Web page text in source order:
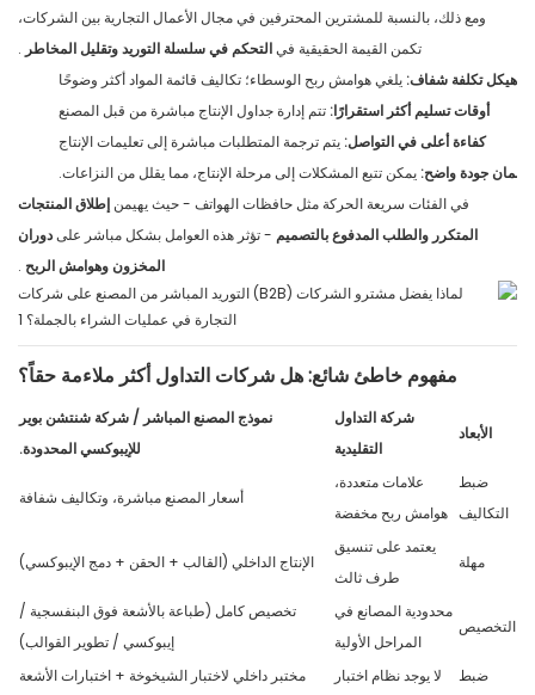
ومع ذلك، بالنسبة للمشترين المحترفين في مجال الأعمال التجارية بين الشركات،
تكمن القيمة الحقيقية فيالتحكم في سلسلة التوريد وتقليل المخاطر .
هيكل تكلفة شفاف: يلغي هوامش ربح الوسطاء؛ تكاليف قائمة المواد أكثر وضوحًا
أوقات تسليم أكثر استقرارًا: تتم إدارة جداول الإنتاج مباشرة من قبل المصنع
كفاءة أعلى في التواصل: يتم ترجمة المتطلبات مباشرة إلى تعليمات الإنتاج
ضمان جودة واضح: يمكن تتبع المشكلات إلى مرحلة الإنتاج، مما يقلل من النزاعات.
في الفئات سريعة الحركة مثل حافظات الهواتف - حيث يهيمن إطلاق المنتجات
المتكرر والطلب المدفوع بالتصميم - تؤثر هذه العوامل بشكل مباشر علىدوران
المخزون وهوامش الربح .
مفهوم خاطئ شائع: هل شركات التداول أكثر ملاءمة حقاً؟
الأبعاد
شركة التداول
التقليدية
نموذج المصنع المباشر / شركة شنتشن بوير
للإيبوكسي المحدودة.
ضبط
التكاليف
علامات متعددة،
هوامش ربح مخفضة
أسعار المصنع مباشرة، وتكاليف شفافة
مهلة
يعتمد على تنسيق
طرف ثالث
الإنتاج الداخلي (القالب + الحقن + دمج الإيبوكسي)
التخصيص
محدودية المصانع في
المراحل الأولية
تخصيص كامل (طباعة بالأشعة فوق البنفسجية /
إيبوكسي / تطوير القوالب)
ضبط
لا يوجد نظام اختبار
مختبر داخلي لاختبار الشيخوخة + اختبارات الأشعة